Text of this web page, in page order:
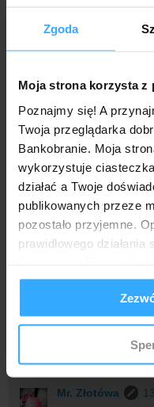
Zgoda
Moja strona korzysta z
Poznajmy się! A
Twoja przeglądarka
Bankobranie. Moja
wykorzystuje
działać a Twoje
publikowanych przeze
pozostało przyjemne.
prawidłowego
analizować ruch w
korzystasz z bloga,
społecznościowym,
Partnerzy mogą
korzystania z ich usług.
Zapisz się
regulamin promocji
edycja 19/2022"
tabela
Mr. Złotówa o godz.:09:28
8 komentarzy:
Mr zlotowa mam
lokaty. Konta nie
Odpowiedzi
Mr. Złotówa